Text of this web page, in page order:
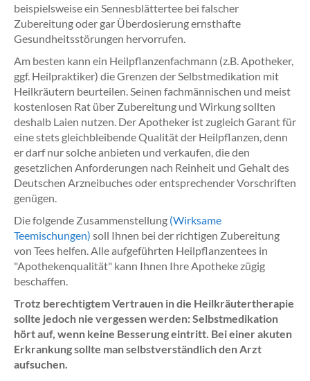
beispielsweise ein Sennesblättertee bei falscher
Zubereitung oder gar Überdosierung ernsthafte
Gesundheitsstörungen hervorrufen.
Am besten kann ein Heilpflanzenfachmann (z.B. Apotheker,
ggf. Heilpraktiker) die Grenzen der Selbstmedikation mit
Heilkräutern beurteilen. Seinen fachmännischen und meist
kostenlosen Rat über Zubereitung und Wirkung sollten
deshalb Laien nutzen. Der Apotheker ist zugleich Garant für
eine stets gleichbleibende Qualität der Heilpflanzen, denn
er darf nur solche anbieten und verkaufen, die den
gesetzlichen Anforderungen nach Reinheit und Gehalt des
Deutschen Arzneibuches oder entsprechender Vorschriften
genügen.
Die folgende Zusammenstellung (Wirksame
Teemischungen) soll Ihnen bei der richtigen Zubereitung
von Tees helfen. Alle aufgeführten Heilpflanzentees in
"Apothekenqualität" kann Ihnen Ihre Apotheke zügig
beschaffen.
Trotz berechtigtem Vertrauen in die Heilkräutertherapie
sollte jedoch nie vergessen werden: Selbstmedikation
hört auf, wenn keine Besserung eintritt. Bei einer akuten
Erkrankung sollte man selbstverständlich den Arzt
aufsuchen.